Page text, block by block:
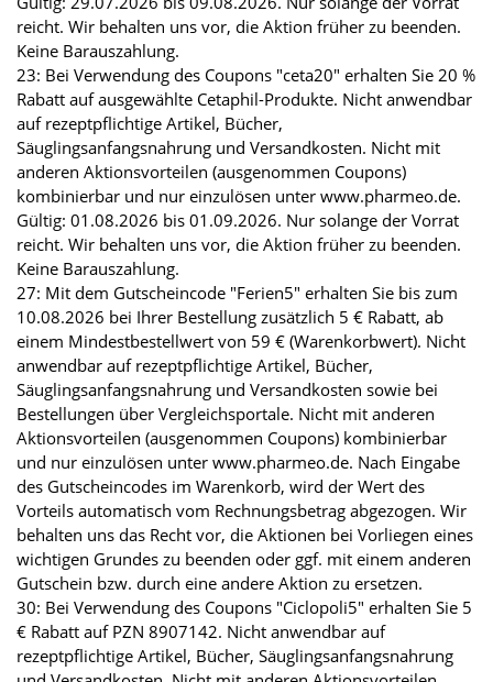
reicht. Wir behalten uns vor, die Aktion früher zu beenden.
Keine Barauszahlung.
23: Bei Verwendung des Coupons "ceta20" erhalten Sie 20 %
Rabatt auf ausgewählte Cetaphil-Produkte. Nicht anwendbar
auf rezeptpflichtige Artikel, Bücher,
Säuglingsanfangsnahrung und Versandkosten. Nicht mit
anderen Aktionsvorteilen (ausgenommen Coupons)
kombinierbar und nur einzulösen unter www.pharmeo.de.
Gültig: 01.08.2026 bis 01.09.2026. Nur solange der Vorrat
reicht. Wir behalten uns vor, die Aktion früher zu beenden.
Keine Barauszahlung.
27: Mit dem Gutscheincode "Ferien5" erhalten Sie bis zum
10.08.2026 bei Ihrer Bestellung zusätzlich 5 € Rabatt, ab
einem Mindestbestellwert von 59 € (Warenkorbwert). Nicht
anwendbar auf rezeptpflichtige Artikel, Bücher,
Säuglingsanfangsnahrung und Versandkosten sowie bei
Bestellungen über Vergleichsportale. Nicht mit anderen
Aktionsvorteilen (ausgenommen Coupons) kombinierbar
und nur einzulösen unter www.pharmeo.de. Nach Eingabe
des Gutscheincodes im Warenkorb, wird der Wert des
Vorteils automatisch vom Rechnungsbetrag abgezogen. Wir
behalten uns das Recht vor, die Aktionen bei Vorliegen eines
wichtigen Grundes zu beenden oder ggf. mit einem anderen
Gutschein bzw. durch eine andere Aktion zu ersetzen.
30: Bei Verwendung des Coupons "Ciclopoli5" erhalten Sie 5
€ Rabatt auf PZN 8907142. Nicht anwendbar auf
rezeptpflichtige Artikel, Bücher, Säuglingsanfangsnahrung